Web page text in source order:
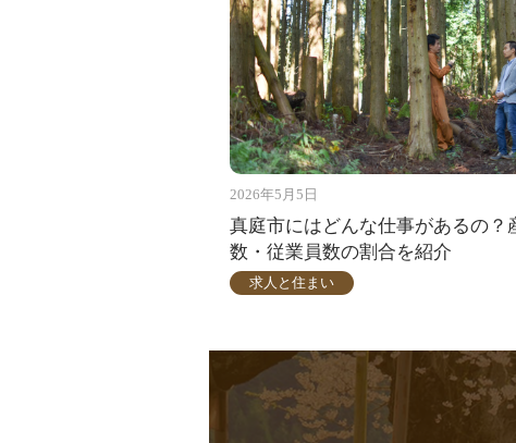
2026年5月5日
真庭市にはどんな仕事があるの？
数・従業員数の割合を紹介
求人と住まい